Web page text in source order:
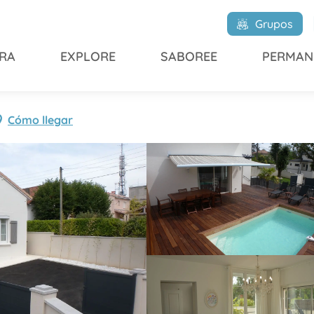
Grupos
EXPLORE SABOREE
Cómo llegar